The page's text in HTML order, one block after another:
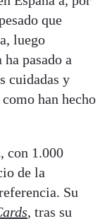
que
luego
pasado a
cuidadas y
han hecho
con 1.000
de la
Su
, tras su